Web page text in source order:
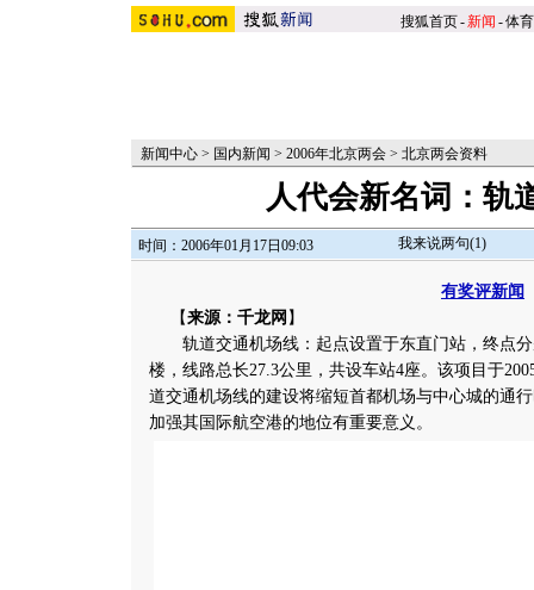
搜狐首页-新闻 -体育
新闻中心 > 国内新闻 > 2006年北京两会 > 北京两会资料
人代会新名词：轨
时间：2006年01月17日09:03 我来说两句(1)
有奖评新闻
【来源：千龙网 】
轨道交通机场线：起点设置于东直门站，终点分
楼，线路总长27.3公里，共设车站4座。该项目于
道交通机场线的建设将缩短首都机场与中心城的通
加强其国际航空港的地位有重要意义。